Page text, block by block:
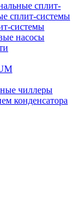
сплит-
сплит-системы
системы
насосы
чиллеры
конденсатора